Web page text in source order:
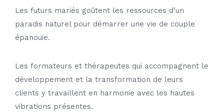
Les futurs mariés goûtent les ressources d’un
paradis naturel pour démarrer une vie de couple
épanouie.
Les formateurs et thérapeutes qui accompagnent le
développement et la transformation de leurs
clients y travaillent en harmonie avec les hautes
vibrations présentes.